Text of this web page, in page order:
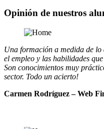
Opinión de nuestros
Una formación a medida de
el empleo y las habilidades
Son conocimientos muy
sector. Todo un acierto!
Carmen Rodríguez – Web